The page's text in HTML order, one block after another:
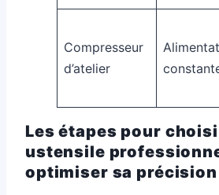
Compresseur
d’atelier
Les étapes pour
ustensile
optimiser sa précision